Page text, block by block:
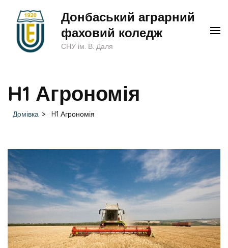
(натисніть
Донбаський аграрний
фаховий коледж
СНУ ім. В. Даля
H1 Агрономія
Домівка > H1 Агрономія